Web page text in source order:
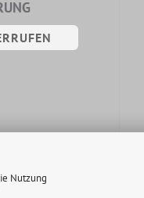
Nutzung